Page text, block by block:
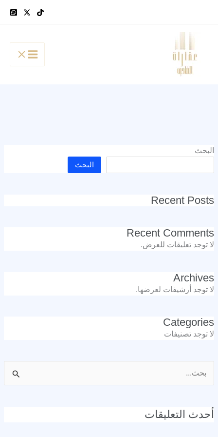
البحث
البحث
Recent Posts
Recent Comments
لا توجد تعليقات للعرض.
Archives
لا توجد أرشيفات لعرضها.
Categories
لا توجد تصنيفات
البحث
عن:
أحدث التعليقات